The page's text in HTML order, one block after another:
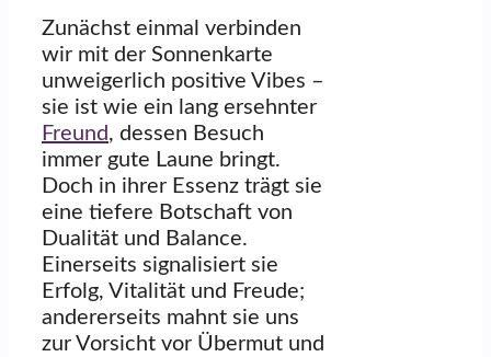
Zunächst einmal verbinden
wir mit der Sonnenkarte
unweigerlich positive Vibes –
sie ist wie ein lang ersehnter
Freund , dessen Besuch
immer gute Laune bringt.
Doch in ihrer Essenz trägt sie
eine tiefere Botschaft von
Dualität und Balance.
Einerseits signalisiert sie
Erfolg, Vitalität und Freude;
andererseits mahnt sie uns
zur Vorsicht vor Übermut und